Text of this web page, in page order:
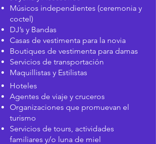
Músicos independientes (ceremonia y
coctel)
DJ’s y Bandas
Casas de vestimenta para la novia
Boutiques de vestimenta para damas
Servicios de transportación
Maquillistas y Estilistas
Hoteles
Agentes de viaje y cruceros
Organizaciones que promuevan el
turismo
Servicios de tours, actividades
familiares y/o luna de miel